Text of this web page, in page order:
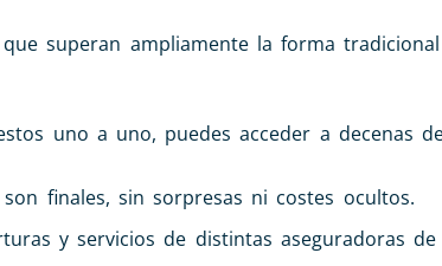
superan ampliamente la forma
uno a uno, puedes acceder a decenas
finales, sin sorpresas ni costes ocultos.
y servicios de distintas aseguradoras